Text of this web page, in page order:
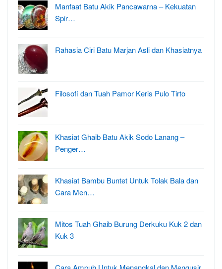
Manfaat Batu Akik Pancawarna – Kekuatan
Spir…
Rahasia Ciri Batu Marjan Asli dan Khasiatnya
Filosofi dan Tuah Pamor Keris Pulo Tirto
Khasiat Ghaib Batu Akik Sodo Lanang –
Penger…
Khasiat Bambu Buntet Untuk Tolak Bala dan
Cara Men…
Mitos Tuah Ghaib Burung Derkuku Kuk 2 dan
Kuk 3